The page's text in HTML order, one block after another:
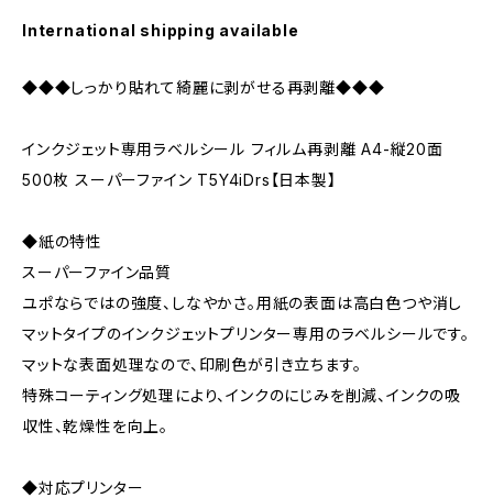
International shipping available
◆◆◆しっかり貼れて綺麗に剥がせる再剥離◆◆◆
インクジェット専用ラベルシール フィルム再剥離 A4-縦20面
500枚 スーパーファイン T5Y4iDrs【日本製】
◆紙の特性
スーパーファイン品質
ユポならではの強度、しなやかさ。用紙の表面は高白色つや消し
マットタイプのインクジェットプリンター専用のラベルシールです。
マットな表面処理なので、印刷色が引き立ちます。
特殊コーティング処理により、インクのにじみを削減、インクの吸
収性、乾燥性を向上。
◆対応プリンター